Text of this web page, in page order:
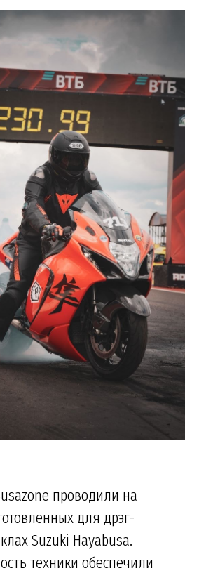
проводили на
для дрэг-
Suzuki Hayabusa.
техники обеспечили